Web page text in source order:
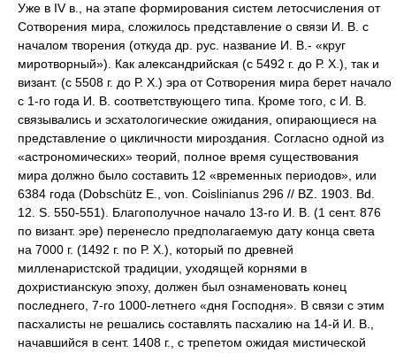
Уже в IV в., на этапе формирования систем летосчисления от
Сотворения мира, сложилось представление о связи И. В. с
началом творения (откуда др. рус. название И. В.- «круг
миротворный»). Как александрийская (с 5492 г. до Р. Х.), так и
визант. (с 5508 г. до Р. Х.) эра от Сотворения мира берет начало
с 1-го года И. В. соответствующего типа. Кроме того, с И. В.
связывались и эсхатологические ожидания, опирающиеся на
представление о цикличности мироздания. Согласно одной из
«астрономических» теорий, полное время существования
мира должно было составить 12 «временных периодов», или
6384 года (Dobschütz E., von. Coislinianus 296 // BZ. 1903. Bd.
12. S. 550-551). Благополучное начало 13-го И. В. (1 сент. 876
по визант. эре) перенесло предполагаемую дату конца света
на 7000 г. (1492 г. по Р. Х.), который по древней
милленаристской традиции, уходящей корнями в
дохристианскую эпоху, должен был ознаменовать конец
последнего, 7-го 1000-летнего «дня Господня». В связи с этим
пасхалисты не решались составлять пасхалию на 14-й И. В.,
начавшийся в сент. 1408 г., с трепетом ожидая мистической